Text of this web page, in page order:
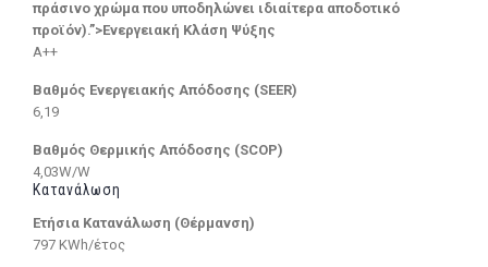
πράσινο χρώμα που υποδηλώνει ιδιαίτερα αποδοτικό
προϊόν).”>Ενεργειακή Κλάση Ψύξης
A++
Βαθμός Ενεργειακής Απόδοσης (SEER)
6,19
Βαθμός Θερμικής Απόδοσης (SCOP)
4,03W/W
Κατανάλωση
Ετήσια Κατανάλωση (Θέρμανση)
797 KWh/έτος